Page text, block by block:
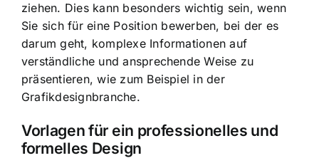
ziehen. Dies kann besonders wichtig sein, wenn
Sie sich für eine Position bewerben, bei der es
darum geht, komplexe Informationen auf
verständliche und ansprechende Weise zu
präsentieren, wie zum Beispiel in der
Grafikdesignbranche.
Vorlagen für ein professionelles und
formelles Design